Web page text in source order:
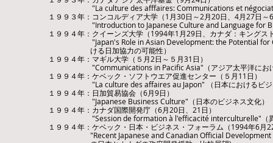
"La culture des afffaires: Communications et négociations
１９９３年：コンコルディア大学（1月30日～2月20日、4月27日
"Introduction to Japanese Culture and Language for
１９９４年：クイーンズ大学（1994年1月29日、カナダ：キング
"Japan's Role in Asian Development: the Potential for
ける日加協力の可能性）
１９９４年：マギル大学（５月2日～５月31日）
"Communications in Pacific Asia"（アジア太平洋におけ
１９９４年：ケベック・ソフトウエア促進センター（５月11日）
"La culture des affaires au Japon" （日本におけるビジ
１９９４年：日加貿易協会（6月9日）
​ "Japanese Business Culture"（日本のビジネス文化）
１９９４年：カナダ国際開発庁（6月20日、21日）
"Session de formation à l'efficacité interculturelle"（異文
１９９４年：ケベック・日本・ビジネス・フォーラム（1994年6
"Recent Japanese and Canadian Official Development